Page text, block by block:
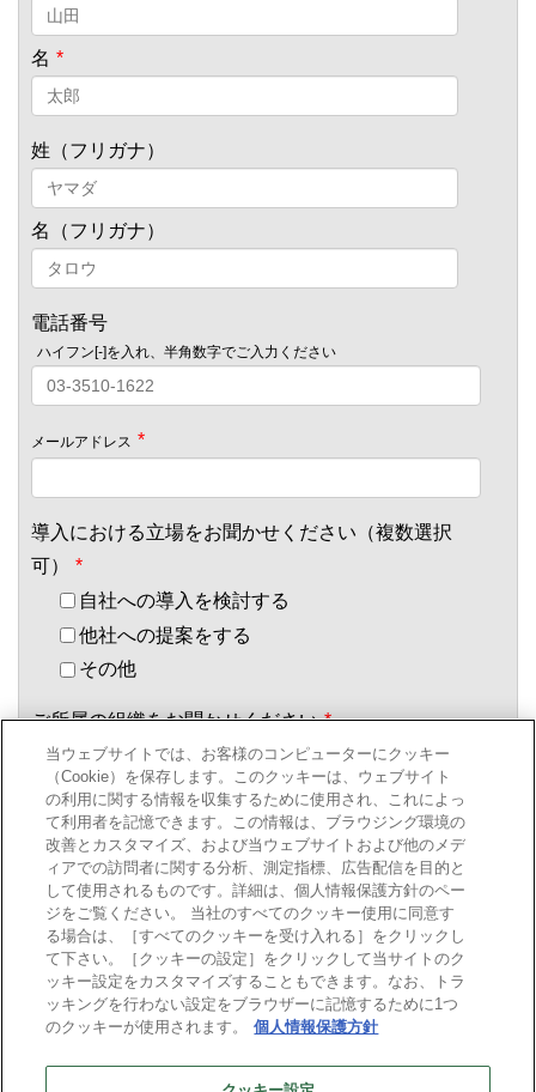
名 *
姓（フリガナ）
名（フリガナ）
電話番号
ハイフン[-]を入れ、半角数字でご入力ください
メールアドレス *
導入における立場をお聞かせください（複数選択
可）
*
自社への導入を検討する
他社への提案をする
その他
ご所属の組織をお聞かせください *
役職についてお聞かせください *
当社は、個人情報の取り扱いにしたがってお客様の情報を取り
扱います。
個人情報の取扱いに同意する *
当ウェブサイトでは、お客様のコンピューターにクッキー
（Cookie）を保存します。このクッキーは、ウェブサイト
の利用に関する情報を収集するために使用され、これによっ
て利用者を記憶できます。この情報は、ブラウジング環境の
改善とカスタマイズ、および当ウェブサイトおよび他のメデ
ィアでの訪問者に関する分析、測定指標、広告配信を目的と
して使用されるものです。詳細は、個人情報保護方針のペー
ジをご覧ください。 当社のすべてのクッキー使用に同意す
る場合は、［すべてのクッキーを受け入れる］をクリックし
て下さい。［クッキーの設定］をクリックして当サイトのク
ッキー設定をカスタマイズすることもできます。なお、トラ
ッキングを行わない設定をブラウザーに記憶するために1つ
のクッキーが使用されます。
個人情報保護方針